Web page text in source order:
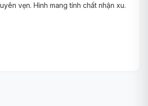
vẹn. Hình mang tính chất nhận xu.